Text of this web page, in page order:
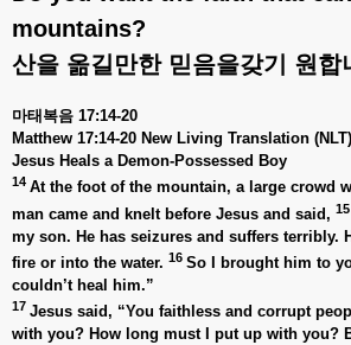
mountains?
산을 옮길만한 믿음을갖기 원합
마태복음 17:14-20
Matthew 17:14-20 New Living Translation (NLT)
Jesus Heals a Demon-Possessed Boy
14 At the foot of the mountain, a large crowd
man came and knelt before Jesus and said, 15
my son. He has seizures and suffers terribly.
fire or into the water. 16 So I brought him to
couldn’t heal him.”
17 Jesus said, “You faithless and corrupt
with you? How long must I put up with you?